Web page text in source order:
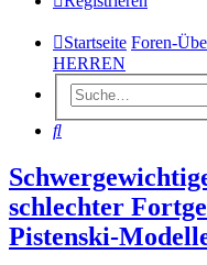
Startseite Foren-
HERREN
Suche
schlechter
Pistenski-